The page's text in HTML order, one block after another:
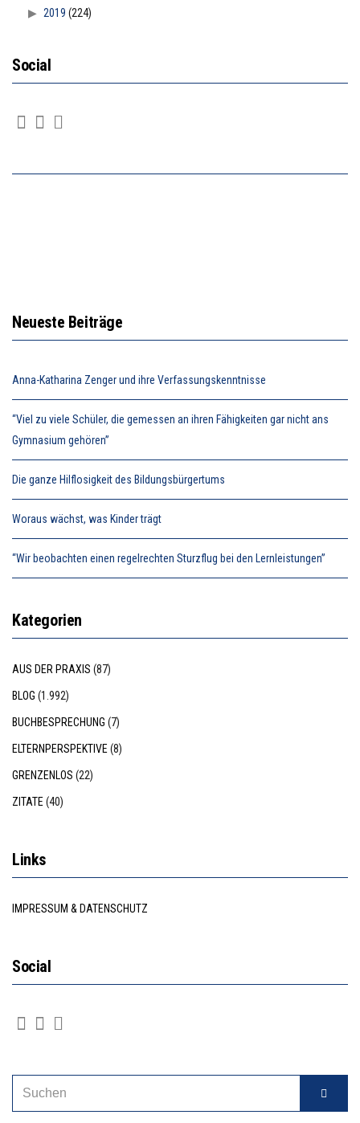
2019 (224)
Social
Neueste Beiträge
Anna-Katharina Zenger und ihre Verfassungskenntnisse
“Viel zu viele Schüler, die gemessen an ihren Fähigkeiten gar nicht ans
Gymnasium gehören”
Die ganze Hilflosigkeit des Bildungsbürgertums
Woraus wächst, was Kinder trägt
“Wir beobachten einen regelrechten Sturzflug bei den Lernleistungen”
Kategorien
AUS DER PRAXIS (87)
BLOG (1.992)
BUCHBESPRECHUNG (7)
ELTERNPERSPEKTIVE(8)
GRENZENLOS (22)
ZITATE(40)
Links
IMPRESSUM & DATENSCHUTZ
Social